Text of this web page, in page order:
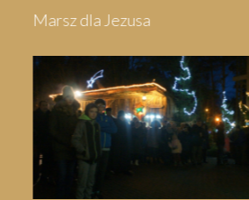
Pielgrzymka do Swarzewa